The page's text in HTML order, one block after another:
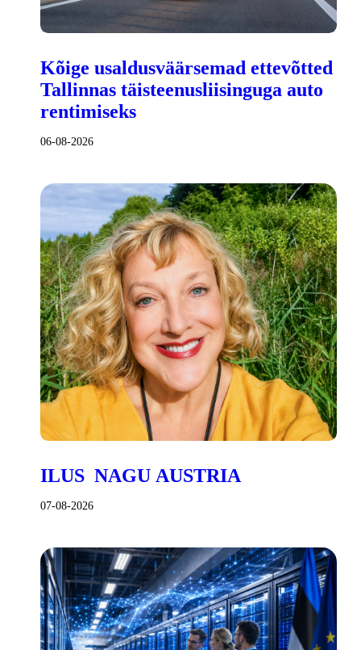
Kõige usaldusväärsemad ettevõtted
Tallinnas täisteenusliisinguga auto
rentimiseks
06-08-2026
ILUS NAGU AUSTRIA
07-08-2026